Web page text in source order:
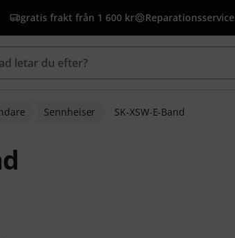
gratis frakt från 1 600 kr Reparationsservice
Sennheiser SK-XSW-E-Band